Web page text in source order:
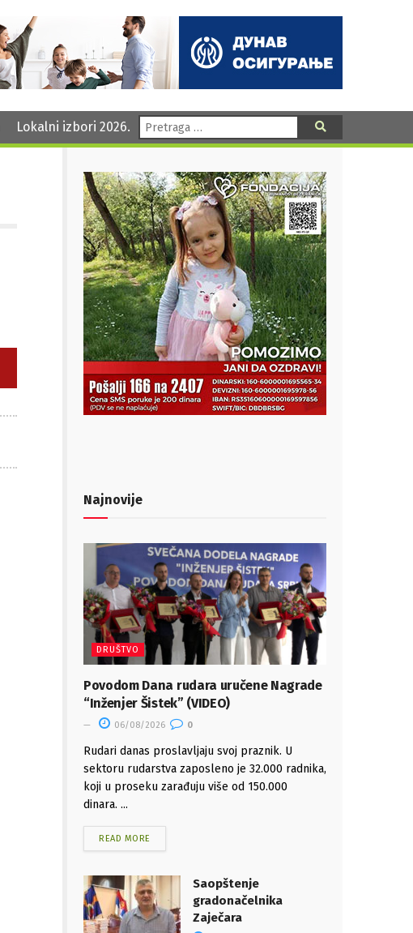
Lokalni izbori 2026. Pretraga:
Najnovije
DRUŠTVO
Povodom Dana rudara uručene Nagrade
“Inženjer Šistek” (VIDEO)
06/08/2026 0
Rudari danas proslavljaju svoj praznik. U
sektoru rudarstva zaposleno je 32.000 radnika,
koji u proseku zarađuju više od 150.000
dinara. ...
READ MORE
Saopštenje
gradonačelnika
Zaječara